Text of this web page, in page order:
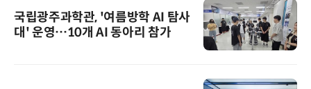
국립광주과학관, '여름방학 AI 탐사
대' 운영…10개 AI 동아리 참가